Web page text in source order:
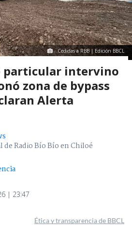
Cedidas a RBB | Edición BBCL
particular intervino
zona de bypass
Alerta
de Radio Bío Bío en Chiloé
| 23:47
Ética y transparencia de BBCL